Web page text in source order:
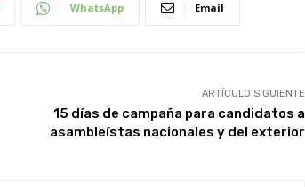
WhatsApp Email
ARTÍCULO SIGUIENTE
15 días de campaña para candidatos a
asambleístas nacionales y del exterior